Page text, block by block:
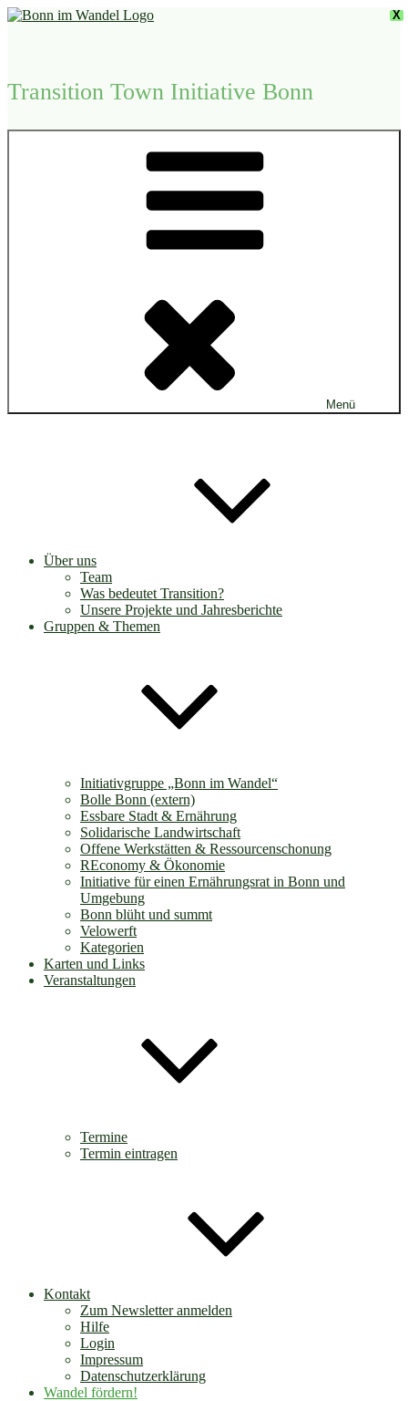
Zum
Transition Town Initiative Bonn
Menü
Über uns
Team
Was bedeutet Transition?
Unsere Projekte und Jahresberichte
Gruppen & Themen
Initiativgruppe „Bonn im Wandel“
Bolle Bonn (extern)
Essbare Stadt & Ernährung
Solidarische Landwirtschaft
Offene Werkstätten & Ressourcenschonung
REconomy & Ökonomie
Initiative für einen Ernährungsrat in Bonn und
Umgebung
Bonn blüht und summt
Velowerft
Kategorien
Karten und Links
Veranstaltungen
Termine
Termin eintragen
Kontakt
Zum Newsletter anmelden
Hilfe
Login
Impressum
Datenschutzerklärung
Wandel fördern!
X